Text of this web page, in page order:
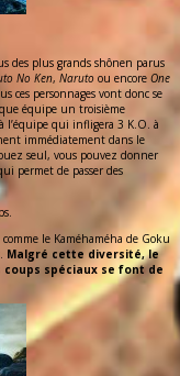
des plus grands shônen parus
No Ken, Naruto ou encore One
ces personnages vont donc se
équipe un troisième
l’équipe qui infligera 3 K.O. à
immédiatement dans le
seul, vous pouvez donner
permet de passer des
comme le Kaméhaméha de Goku
Malgré cette diversité, le
spéciaux se font de